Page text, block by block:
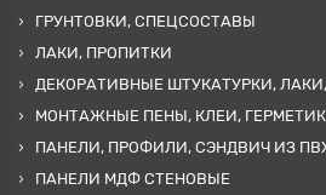
ГРУНТОВКИ, СПЕЦСОСТАВЫ
ЛАКИ, ПРОПИТКИ
ДЕКОРАТИВНЫЕ ШТУКАТУРКИ,
МОНТАЖНЫЕ ПЕНЫ, КЛЕИ,
ПАНЕЛИ, ПРОФИЛИ, СЭНДВИЧ ИЗ
ПАНЕЛИ МДФ СТЕНОВЫЕ